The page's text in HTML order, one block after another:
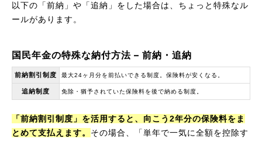
以下の「前納」や「追納」をした場合は、ちょっと特殊なル
ールがあります。
国民年金の特殊な納付方法 – 前納・追納
前納割引制度 最大24ヶ月分を前払いできる制度。保険料が安くなる。
追納制度 免除・猶予されていた保険料を後で納める制度。
「前納割引制度」を活用すると、向こう2年分の保険料をま
とめて支払えます。 その場合、「単年で一気に全額を控除す